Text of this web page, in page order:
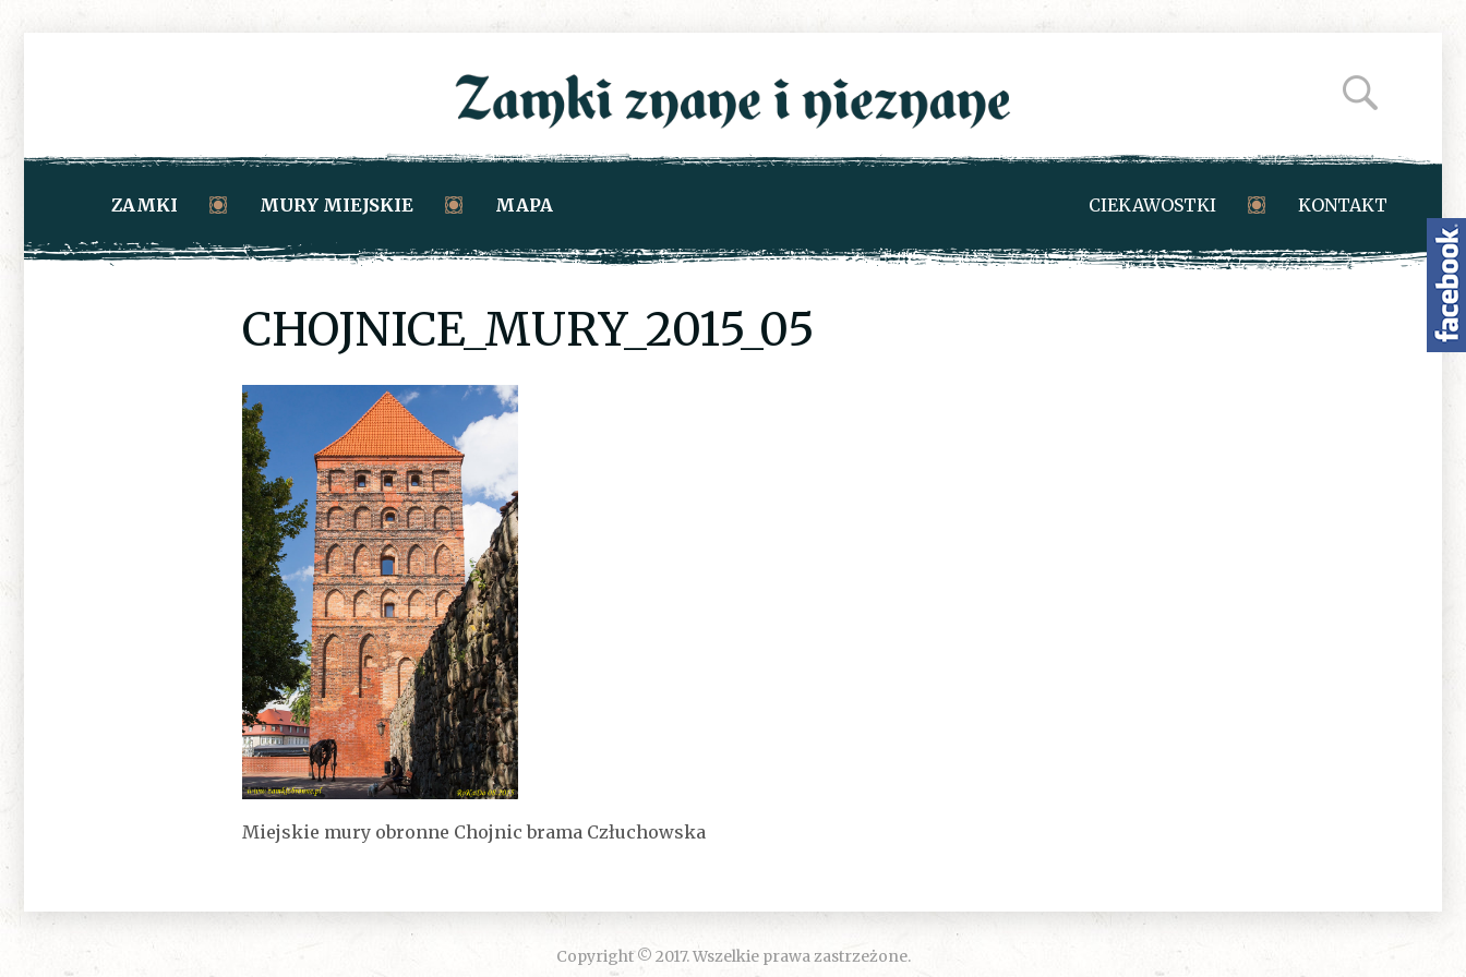
ZAMKI MURY MIEJSKIE MAPA CIEKAWOSTKI KONTAKT
CHOJNICE_MURY_2015_05
Miejskie mury obronne Chojnic brama Człuchowska
Copyright © 2017. Wszelkie prawa zastrzeżone.